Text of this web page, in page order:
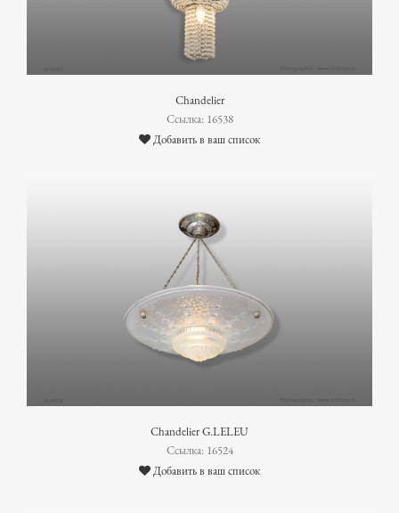
Chandelier
Ссылка: 16538
Добавить в ваш список
Chandelier G.LELEU
Ссылка: 16524
Добавить в ваш список